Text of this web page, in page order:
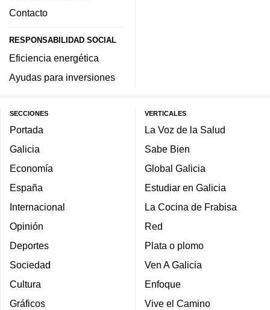
Contacto
RESPONSABILIDAD SOCIAL
Eficiencia energética
Ayudas para inversiones
SECCIONES
Portada
Galicia
Economía
España
Internacional
Opinión
Deportes
Sociedad
Cultura
Gráficos
VERTICALES
La Voz de la Salud
Sabe Bien
Global Galicia
Estudiar en Galicia
La Cocina de Frabisa
Red
Plata o plomo
Ven A Galicia
Enfoque
Vive el Camino